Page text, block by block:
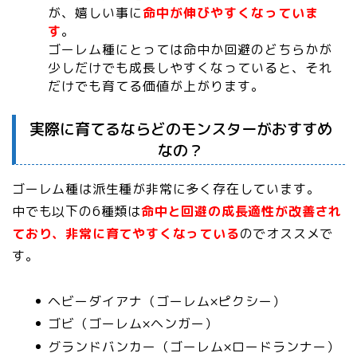
が、嬉しい事に命中が伸びやすくなっていま
す。
ゴーレム種にとっては命中か回避のどちらかが
少しだけでも成長しやすくなっていると、それ
だけでも育てる価値が上がります。
実際に育てるならどのモンスターがおすすめ
なの？
ゴーレム種は派生種が非常に多く存在しています。
中でも以下の6種類は命中と回避の成長適性が改善され
ており、非常に育てやすくなっているのでオススメで
す。
ヘビーダイアナ（ゴーレム×ピクシー）
ゴビ（ゴーレム×ヘンガー）
グランドバンカー（ゴーレム×ロードランナー）